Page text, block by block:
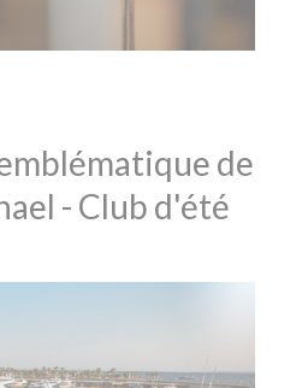
de
- Club d'été